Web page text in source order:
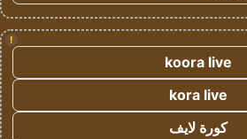
!
koora live
kora live
كورة لايف